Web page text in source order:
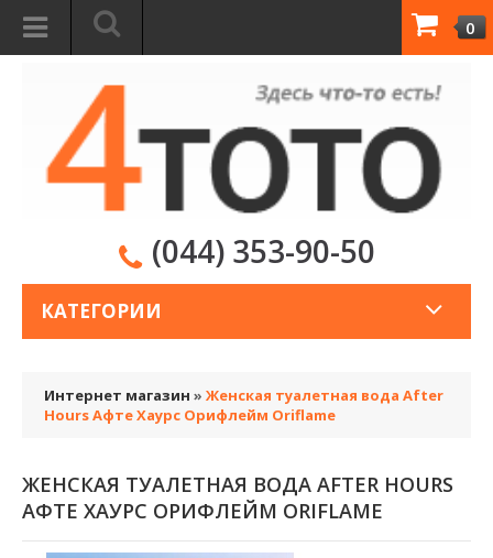
0
(044) 353-90-50
КАТЕГОРИИ
Интернет магазин » Женская туалетная вода After
Hours Афте Хаурс Орифлейм Oriflame
ЖЕНСКАЯ ТУАЛЕТНАЯ ВОДА AFTER HOURS
АФТЕ ХАУРС ОРИФЛЕЙМ ORIFLAME